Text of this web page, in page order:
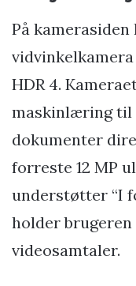
På kamerasiden
HDR 4.
maskinlæring til
dokumenter
forreste 12 MP
understøtter “I
holder
videosamtaler.